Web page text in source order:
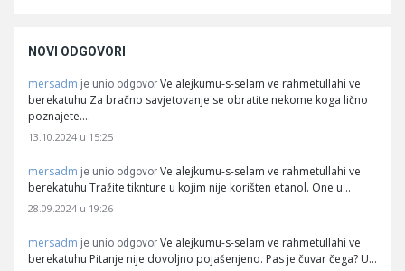
NOVI ODGOVORI
mersadm je unio odgovor Ve alejkumu-s-selam ve rahmetullahi ve
berekatuhu Za bračno savjetovanje se obratite nekome koga lično
poznajete.…
13.10.2024 u 15:25
mersadm je unio odgovor Ve alejkumu-s-selam ve rahmetullahi ve
berekatuhu Tražite tiknture u kojim nije korišten etanol. One u…
28.09.2024 u 19:26
mersadm je unio odgovor Ve alejkumu-s-selam ve rahmetullahi ve
berekatuhu Pitanje nije dovoljno pojašenjeno. Pas je čuvar čega? U…